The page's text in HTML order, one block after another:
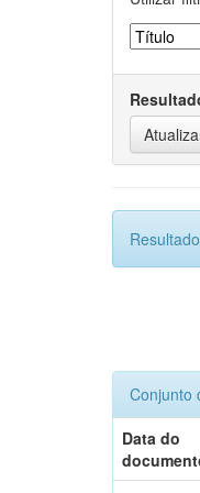
Conjunto
Data do